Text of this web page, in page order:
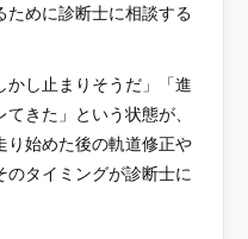
めに診断士に相談する
かし止まりそうだ」「進
きた」という状態が、
り始めた後の軌道修正や
タイミングが診断士に